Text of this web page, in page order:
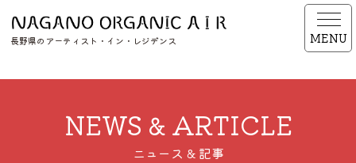
長野県のアーティスト・イン・レジデンス MENU
NEWS & ARTICLE
ニュース & 記事